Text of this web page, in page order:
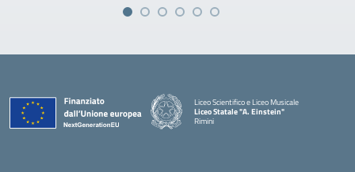
Liceo Scientifico e Liceo Musicale
Liceo Statale "A. Einstein"
Rimini